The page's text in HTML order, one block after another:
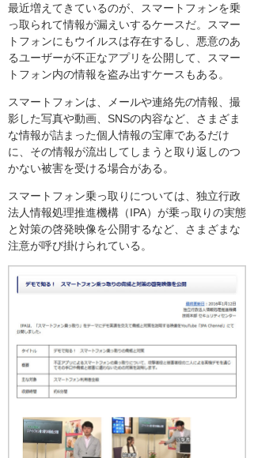
最近増えてきているのが、スマートフォンを乗
っ取られて情報が漏えいするケースだ。スマー
トフォンにもウイルスは存在するし、悪意のあ
るユーザーが不正なアプリを公開して、スマー
トフォン内の情報を盗み出すケースもある。
スマートフォンは、メールや連絡先の情報、撮
影した写真や動画、SNSの内容など、さまざま
な情報が詰まった個人情報の宝庫であるだけ
に、その情報が流出してしまうと取り返しのつ
かない被害を受ける場合がある。
スマートフォン乗っ取りについては、独立行政
法人情報処理推進機構（IPA）が乗っ取りの実態
と対策の啓発映像を公開するなど、さまざまな
注意が呼び掛けられている。